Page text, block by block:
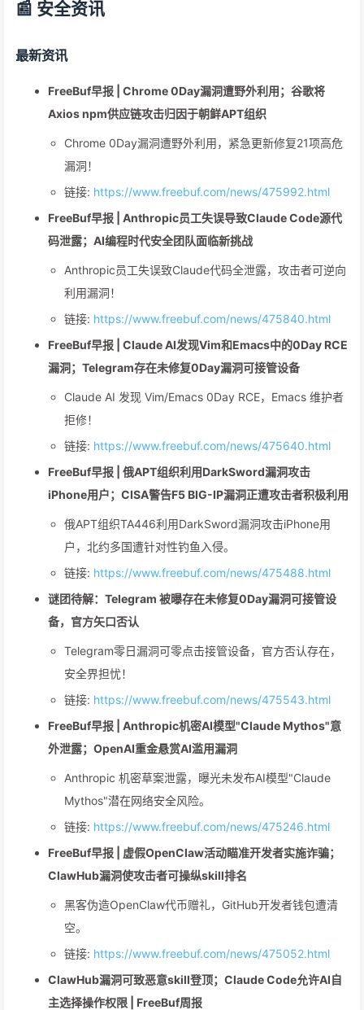
📰 安全资讯
最新资讯
FreeBuf早报 | Chrome 0Day漏洞遭野外利用；谷歌将
Axios npm供应链攻击归因于朝鲜APT组织
Chrome 0Day漏洞遭野外利用，紧急更新修复21项高危
漏洞！
链接: https://www.freebuf.com/news/475992.html
FreeBuf早报 | Anthropic员工失误导致Claude Code源代
码泄露；AI编程时代安全团队面临新挑战
Anthropic员工失误致Claude代码全泄露，攻击者可逆向
利用漏洞！
链接: https://www.freebuf.com/news/475840.html
FreeBuf早报 | Claude AI发现Vim和Emacs中的0Day RCE
漏洞；Telegram存在未修复0Day漏洞可接管设备
Claude AI 发现 Vim/Emacs 0Day RCE，Emacs 维护者
拒修！
链接: https://www.freebuf.com/news/475640.html
FreeBuf早报 | 俄APT组织利用DarkSword漏洞攻击
iPhone用户；CISA警告F5 BIG-IP漏洞正遭攻击者积极利用
俄APT组织TA446利用DarkSword漏洞攻击iPhone用
户，北约多国遭针对性钓鱼入侵。
链接: https://www.freebuf.com/news/475488.html
谜团待解：Telegram 被曝存在未修复0Day漏洞可接管设
备，官方矢口否认
Telegram零日漏洞可零点击接管设备，官方否认存在，
安全界担忧！
链接: https://www.freebuf.com/news/475543.html
FreeBuf早报 | Anthropic机密AI模型"Claude Mythos"意
外泄露；OpenAI重金悬赏AI滥用漏洞
Anthropic 机密草案泄露，曝光未发布AI模型"Claude
Mythos"潜在网络安全风险。
链接: https://www.freebuf.com/news/475246.html
FreeBuf早报 | 虚假OpenClaw活动瞄准开发者实施诈骗；
ClawHub漏洞使攻击者可操纵skill排名
黑客伪造OpenClaw代币赠礼，GitHub开发者钱包遭清
空。
链接: https://www.freebuf.com/news/475052.html
ClawHub漏洞可致恶意skill登顶；Claude Code允许AI自
主选择操作权限 | FreeBuf周报